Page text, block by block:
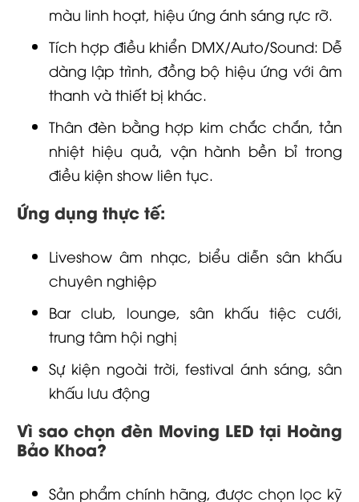
màu linh hoạt, hiệu ứng ánh sáng rực rỡ.
Tích hợp điều khiển DMX/Auto/Sound: Dễ
dàng lập trình, đồng bộ hiệu ứng với âm
thanh và thiết bị khác.
Thân đèn bằng hợp kim chắc chắn, tản
nhiệt hiệu quả, vận hành bền bỉ trong
điều kiện show liên tục.
Ứng dụng thực tế:
Liveshow âm nhạc, biểu diễn sân khấu
chuyên nghiệp
Bar club, lounge, sân khấu tiệc cưới,
trung tâm hội nghị
Sự kiện ngoài trời, festival ánh sáng, sân
khấu lưu động
Vì sao chọn đèn Moving LED tại Hoàng
Bảo Khoa?
Sản phẩm chính hãng, được chọn lọc kỹ